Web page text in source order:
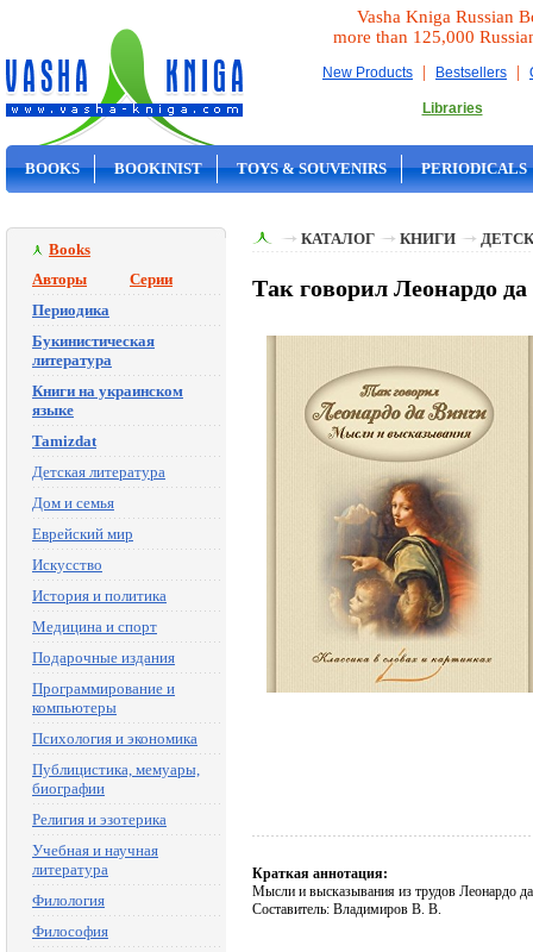
Vasha Kniga Russian
more than 125,000
New Products | Bestsellers |
Libraries
BOOKS BOOKINIST TOYS & SOUVENIRS PERIODICALS
Books
Авторы
Серии
Периодика
Букинистическая
литература
Книги на украинском
языке
Tamizdat
Детская литература
Дом и семья
Еврейский мир
Искусство
История и политика
Медицина и спорт
Подарочные издания
Программирование и
компьютеры
Психология и экономика
Публицистика, мемуары,
биографии
Религия и эзотерика
Учебная и научная
литература
Филология
Философия
КАТАЛОГ КНИГИ
Так говорил Леонардо
Краткая аннотация:
Мысли и высказывания из трудов Леонардо
Составитель: Владимиров В. В.